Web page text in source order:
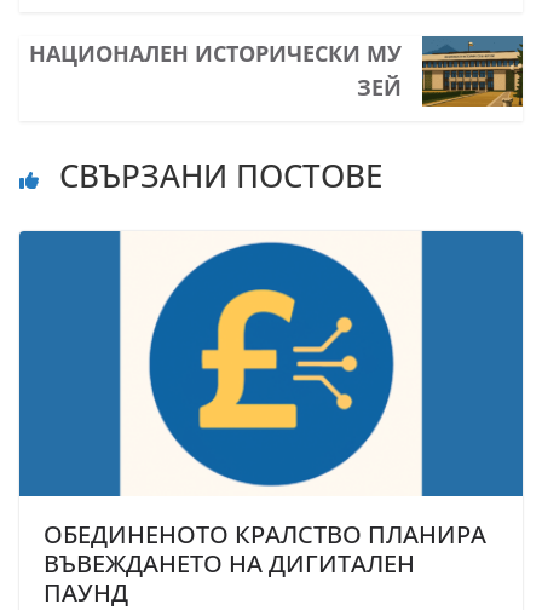
НАЦИОНАЛЕН ИСТОРИЧЕСКИ МУ
ЗЕЙ
СВЪРЗАНИ ПОСТОВЕ
ОБЕДИНЕНОТО КРАЛСТВО ПЛАНИРА
ВЪВЕЖДАНЕТО НА ДИГИТАЛЕН
ПАУНД